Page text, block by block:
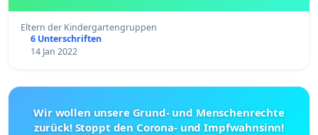
Eltern der Kindergartengruppen
6 Unterschriften
14 Jan 2022
Wir wollen unsere Grund- und Menschenrechte
zurück! Stoppt den Corona- und Impfwahnsinn!